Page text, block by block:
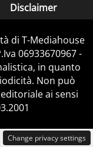
Disclaimer
di T-Mediahouse
06933670967 -
in quanto
Non può
ai sensi
Change privacy settings